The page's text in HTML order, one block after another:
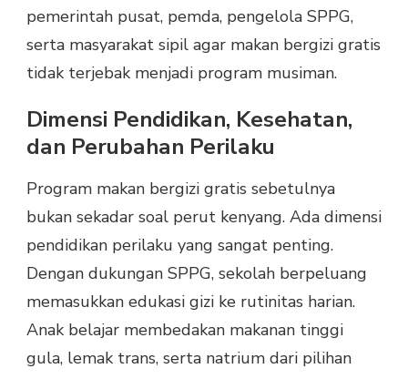
pemerintah pusat, pemda, pengelola SPPG,
serta masyarakat sipil agar makan bergizi gratis
tidak terjebak menjadi program musiman.
Dimensi Pendidikan, Kesehatan,
dan Perubahan Perilaku
Program makan bergizi gratis sebetulnya
bukan sekadar soal perut kenyang. Ada dimensi
pendidikan perilaku yang sangat penting.
Dengan dukungan SPPG, sekolah berpeluang
memasukkan edukasi gizi ke rutinitas harian.
Anak belajar membedakan makanan tinggi
gula, lemak trans, serta natrium dari pilihan